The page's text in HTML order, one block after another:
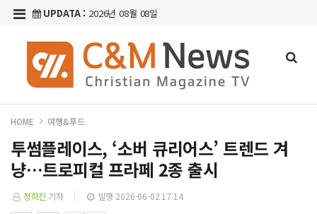
UPDATA : 2026년 08월 08일
HOME 여행&푸드
투썸플레이스, ‘소버 큐리어스’ 트렌드 겨
냥…트로피컬 프라페 2종 출시
정하진 기자 발행 2026-06-02 17:14